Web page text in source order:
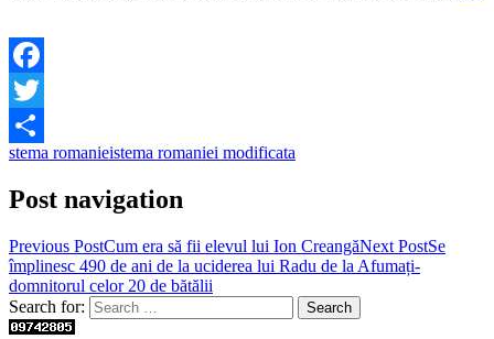
Facebook
Twitter
Share
stema romanieistema romaniei modificata
Post navigation
Previous PostCum era să fii elevul lui Ion CreangăNext PostSe
împlinesc 490 de ani de la uciderea lui Radu de la Afumați-
domnitorul celor 20 de bătălii
Search for: